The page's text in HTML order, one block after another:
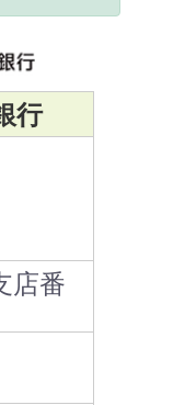
行
店番